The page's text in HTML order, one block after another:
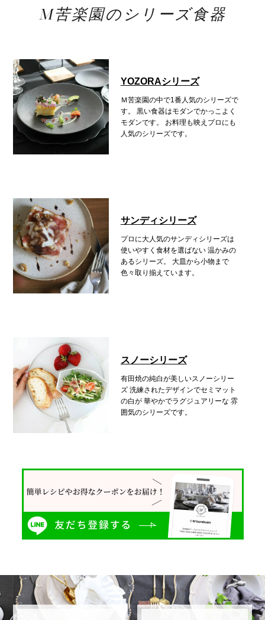
M苦楽園のシリーズ食器
YOZORAシリーズ
Ｍ苦楽園の中で1番人気のシリーズで
す。 黒い食器はモダンでかっこよく
モダンです。 お料理も映えプロにも
人気のシリーズです。
サンディシリーズ
プロに大人気のサンディシリーズは
使いやすく食材を選ばない 温かみの
あるシリーズ。 大皿から小物まで
色々取り揃えています。
スノーシリーズ
有田焼の純白が美しいスノーシリー
ズ 洗練されたデザインでセミマット
の白が 華やかでラグジュアリーな 雰
囲気のシリーズです。